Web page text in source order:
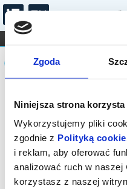
Zgoda
Niniejsza strona
Wykorzystujemy pliki
zgodnie z Polityką
i reklam, aby oferować
analizować ruch w
korzystasz z naszej
FILHARMONIA OPERA I
DLA DZIECI
Komunikat
Sprzedaż biletów
została